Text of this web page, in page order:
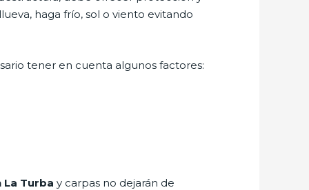
haga frío, sol o viento evitando
tener en cuenta algunos factores:
La Turba y carpas no dejarán de